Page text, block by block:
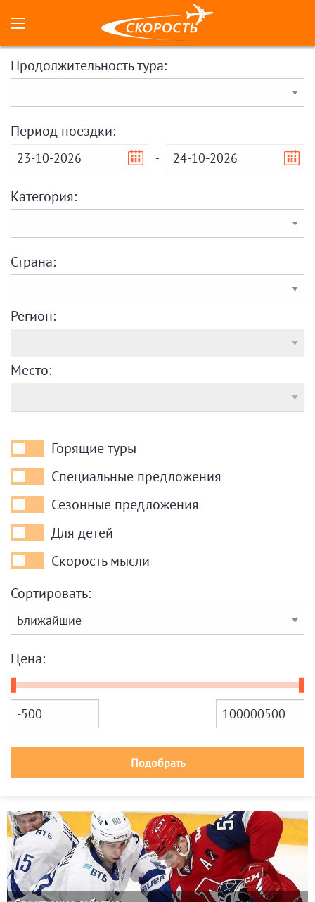
Продолжительность тура:
Период поездки:
-
Категория:
Страна:
Регион:
Место:
Горящие
туры
Горящие туры
Специальные
предложения
Специальные предложения
Сезонные
предложения
Сезонные предложения
Для
детей
Для детей
Скорость
мысли
Скорость мысли
Сортировать:
Цена:
Подобрать